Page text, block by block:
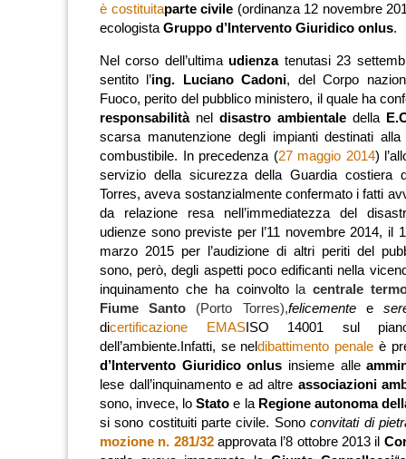
è costituitaparte civile (ordinanza 12 novembre
ecologista Gruppo d’Intervento Giuridico onlus.
Nel corso dell’ultima udienzatenutasi23
sentito l’ing. Luciano Cadoni, del Corpo
Fuoco, perito del pubblico ministero, il quale ha
responsabilitànel disastro ambientale della
scarsa manutenzione degli impianti destinati alla
combustibile. In precedenza (27 maggio 2014)
servizio della sicurezza della Guardia costiera
Torres, aveva sostanzialmente confermato i fatti
da relazione resa nell’immediatezza del
udienze sono previste per l’11 novembre 2014, il
marzo 2015 per l’audizione di altri periti del
sono, però, degli aspetti poco edificanti nella
inquinamento che ha coinvolto
lacentrale
Fiume Santo (Porto Torres),felicementee
dicertificazione EMASISO 14001 sul
dell’ambiente.Infatti, se neldibattimento penale è
d’Intervento Giuridico onlus insieme alle
lese dall’inquinamento e ad altre associazioni
sono, invece, lo Statoe laRegione autonoma
si sono costituiti parte civile. Sonoconvitati di
mozione n. 281/32approvata l’8 ottobre 2013 il